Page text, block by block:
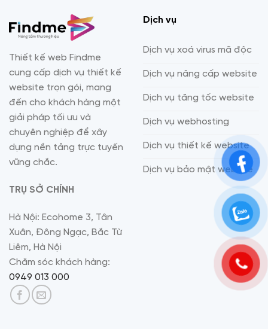
Thiết kế web Findme
cung cấp dịch vụ thiết kế
website trọn gói, mang
đến cho khách hàng một
giải pháp tối ưu và
chuyên nghiệp để xây
dựng nền tảng trực tuyến
vững chắc.
TRỤ SỞ CHÍNH
Hà Nội: Ecohome 3, Tân
Xuân, Đông Ngạc, Bắc Từ
Liêm, Hà Nội
Chăm sóc khách hàng:
0949 013 000
Dịch vụ
Dịch vụ xoá virus mã độc
Dịch vụ nâng cấp website
Dịch vụ tăng tốc website
Dịch vụ webhosting
Dịch vụ thiết kế website
Dịch vụ bảo mật website